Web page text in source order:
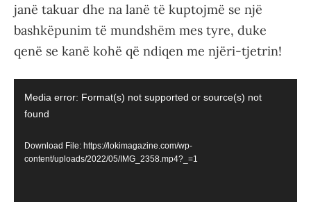
janë takuar dhe na lanë të kuptojmë se një
bashkëpunim të mundshëm mes tyre, duke
qenë se kanë kohë që ndiqen me njëri-tjetrin!
Player
Media error: Format(s) not supported or source(s) not
found
Download File: https://lokimagazine.com/wp-
content/uploads/2022/05/IMG_2358.mp4?_=1